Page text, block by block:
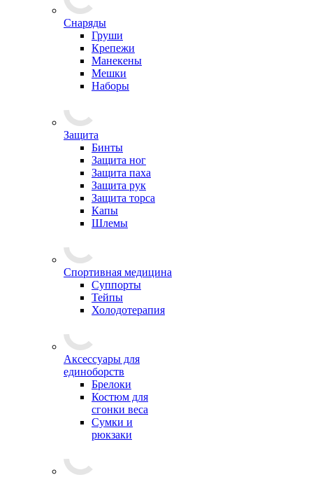
Снаряды
Груши
Крепежи
Манекены
Мешки
Наборы
Защита
Бинты
Защита ног
Защита паха
Защита рук
Защита торса
Капы
Шлемы
Спортивная медицина
Суппорты
Тейпы
Холодотерапия
Аксессуары для
единоборств
Брелоки
Костюм для
сгонки веса
Сумки и
рюкзаки